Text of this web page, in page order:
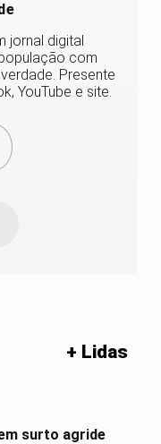
jornal digital
com
Presente
YouTube e site.
+ Lidas
surto agride